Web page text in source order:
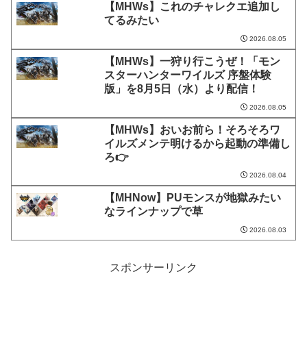
【MHWs】これのチャレクエ追加し
てるみたい
2026.08.05
【MHWs】一狩り行こうぜ！「モン
スターハンターワイルズ 序盤体験
版」を8月5日（水）より配信！
2026.08.05
【MHWs】おいお前ら！そろそろワ
イルズメンテ明けるから起動の準備し
ろ👉
2026.08.04
【MHNow】PUモンスが地獄みたい
なラインナップで草
2026.08.03
スポンサーリンク